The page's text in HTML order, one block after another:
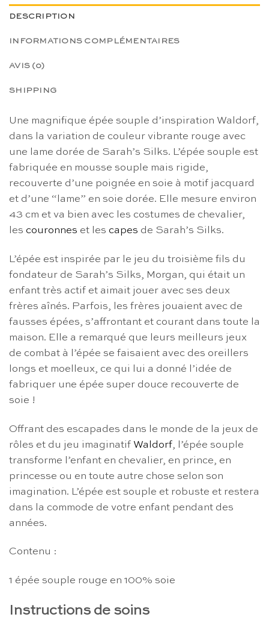
DESCRIPTION
INFORMATIONS COMPLÉMENTAIRES
AVIS (0)
SHIPPING
Une magnifique épée souple d’inspiration Waldorf,
dans la variation de couleur vibrante rouge avec
une lame dorée de Sarah’s Silks. L’épée souple est
fabriquée en mousse souple mais rigide,
recouverte d’une poignée en soie à motif jacquard
et d’une “lame” en soie dorée. Elle mesure environ
43 cm et va bien avec les costumes de chevalier,
les couronnes et les capes de Sarah’s Silks.
L’épée est inspirée par le jeu du troisième fils du
fondateur de Sarah’s Silks, Morgan, qui était un
enfant très actif et aimait jouer avec ses deux
frères aînés. Parfois, les frères jouaient avec de
fausses épées, s’affrontant et courant dans toute la
maison. Elle a remarqué que leurs meilleurs jeux
de combat à l’épée se faisaient avec des oreillers
longs et moelleux, ce qui lui a donné l’idée de
fabriquer une épée super douce recouverte de
soie !
Offrant des escapades dans le monde de la jeux de
rôles et du jeu imaginatif Waldorf, l’épée souple
transforme l’enfant en chevalier, en prince, en
princesse ou en toute autre chose selon son
imagination. L’épée est souple et robuste et restera
dans la commode de votre enfant pendant des
années.
Contenu :
1 épée souple rouge en 100% soie
Instructions de soins